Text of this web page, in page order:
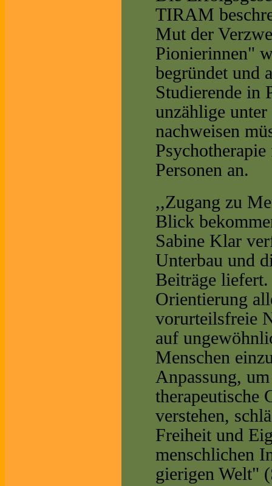
TIRAM
Mut der
Pionierinnen"
begründet und
Studierende in
unzählige
nachweisen
Personen an.
,,Zugang zu
Blick
Sabine Klar
Unterbau und
Beiträge
Orientierung
vorurteilsfreie
auf
Menschen
Anpassung,
therapeutische
verstehen,
Freiheit und
menschlichen
gierigen Welt"